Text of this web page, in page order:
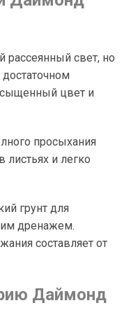
рассеянный свет, но
цвет и
просыхания
листьях и легко
грунт для
дренажем.
составляет от
Даймонд